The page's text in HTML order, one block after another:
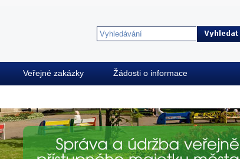
Veřejné zakázky Žádosti o informace